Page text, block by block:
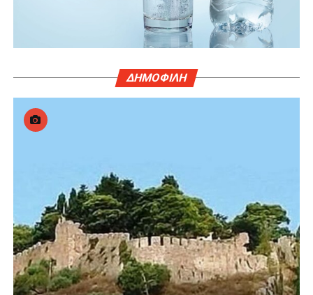
ΔΗΜΟΦΙΛΗ